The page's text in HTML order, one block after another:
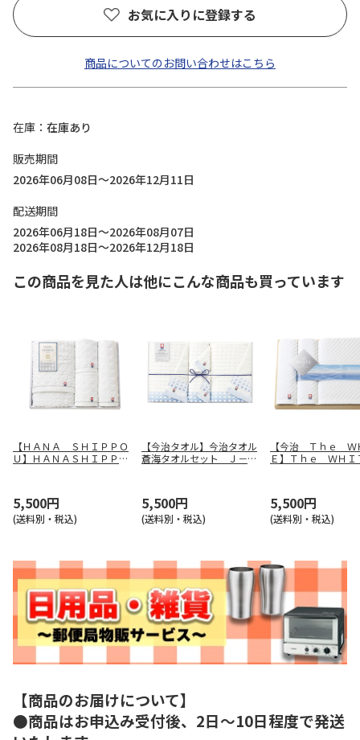
お気に入りに登録する
商品についてのお問い合わせはこちら
在庫
在庫あり
販売期間
2026年06月08日～2026年12月11日
配送期間
2026年06月18日～2026年08月07日
2026年08月18日～2026年12月18日
この商品を見た人は他にこんな商品も買っています
【ＨＡＮＡ ＳＨＩＰＰＯ
Ｕ】ＨＡＮＡＳＨＩＰＰＯ
5,500円
(送料別・税込)
【今治タオル】今治タオル
蒼海タオルセット Ｊ－４
5,500円
(送料別・税込)
【今治 Ｔｈｅ Ｗ
Ｅ】Ｔｈｅ ＷＨ
5,500円
(送料別・税込)
【商品のお届けについて】
●商品はお申込み受付後、2日～10日程度で発送